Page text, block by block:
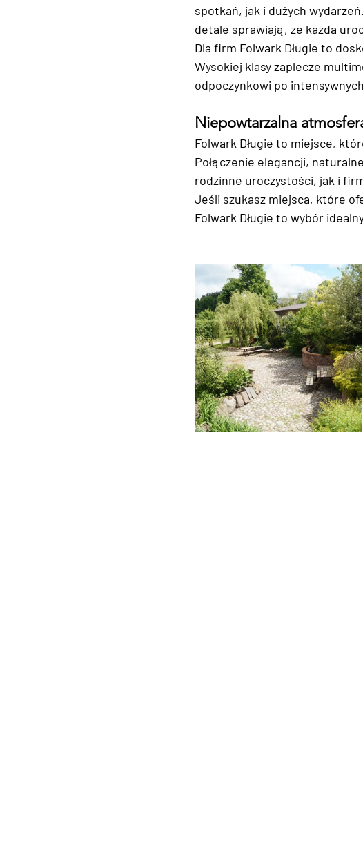
spotkań, jak i dużych
detale sprawiają, że każda
Dla firm Folwark Długie to
Wysokiej klasy zaplecze
odpoczynkowi po
Niepowtarzalna
Folwark Długie to miejsce,
Połączenie elegancji,
rodzinne uroczystości, jak i
Jeśli szukasz miejsca, które
Folwark Długie to wybór